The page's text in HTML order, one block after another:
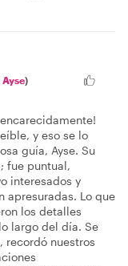
Ayse)
y eso se lo
guía, Ayse. Su
fue puntual,
interesados y
apresuradas. Lo que
los detalles
largo del día. Se
recordó nuestros